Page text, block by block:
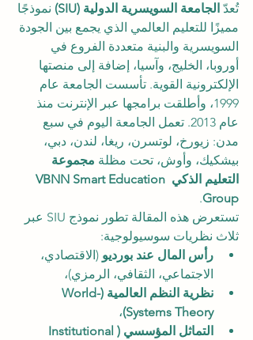
تُعدّ الجامعة السويسرية الدولية (SIU)
نموذجًا
مميزًا للتعليم العالمي الذي يجمع بين الجودة
السويسرية والبنية متعددة الفروع في
أوروبا، الخليج، وآسيا، إضافة إلى منصتها
الإلكترونية القوية. تأسست الجامعة عام
1999، وأطلقت برامجها عبر الإنترنت منذ
عام 2013. تعمل الجامعة اليوم في سبع
مدن: زيورخ، لوتسرن، ريغا، لندن، دبي،
بيشكيك، وأوش، تحت مظلة مجموعة
التعليم الذكي VBNN Smart Education
Group
.
تستعرض هذه المقالة تطور نموذج SIU عبر
ثلاث نظريات سوسيولوجية:
رأس المال عند بورديو (الاقتصادي،
الاجتماعي، الثقافي، الرمزي)،
نظرية النظم العالمية (World-
Systems Theory) ،
التماثل المؤسسي (Institutional